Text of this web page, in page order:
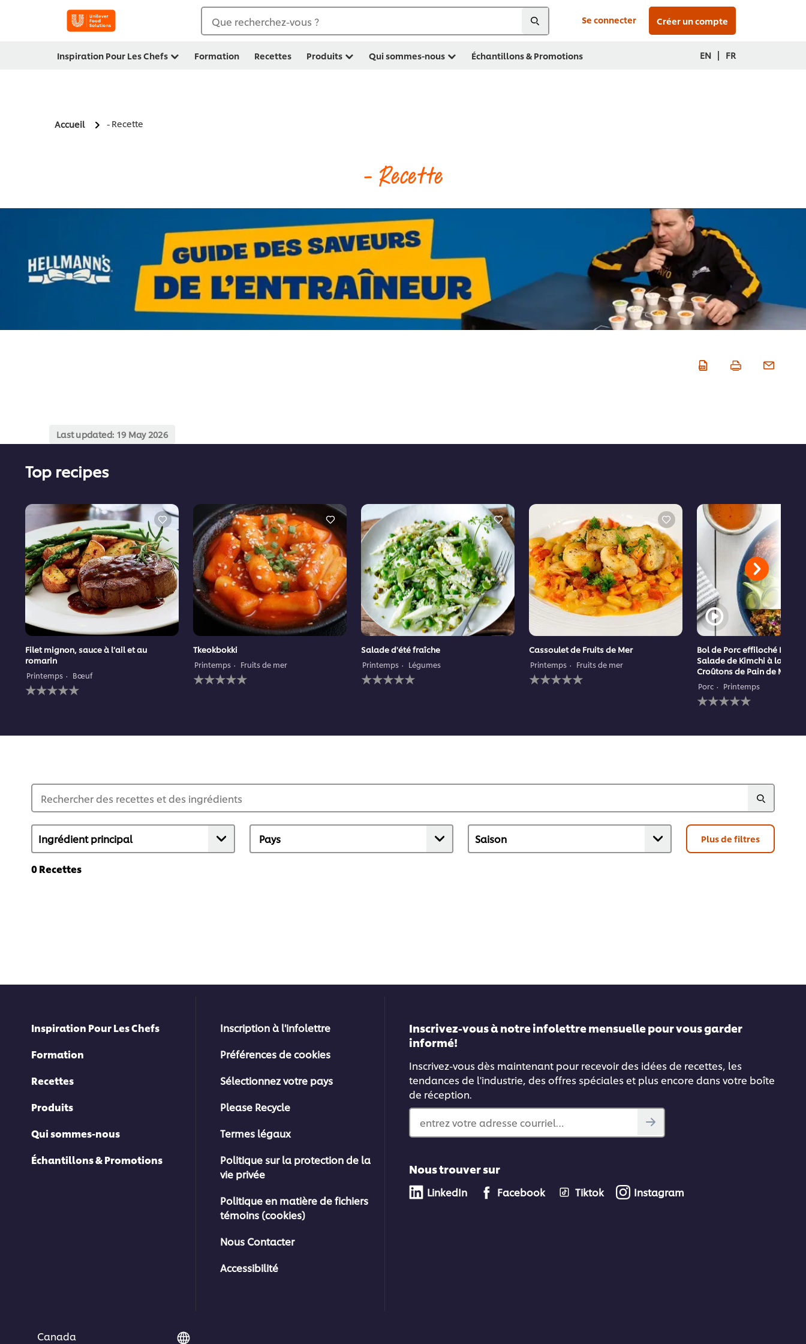
Que recherchez-vous ? Se connecter Créer un compte
Inspiration Pour Les Chefs Formation Recettes Produits Qui sommes-nous Échantillons & Promotions EN | FR
Accueil - Recette
- Recette
Last updated: 19 May 2026
Top recipes
Filet mignon, sauce à l’ail et au
romarin
Printemps Bœuf
Aucune
évaluation
recipe
Tkeokbokki
Printemps Fruits de mer
Aucune
évaluation
Salade d'été fraîche
Printemps Légumes
Aucune
évaluation
Cassoulet de Fruits de Mer
Printemps Fruits de mer
Aucune
évaluation
Bol de Porc effiloché BBQ
Salade de Kimchi à la
Croûtons de Pain de Maïs
Porc Printemps
Aucune
évaluation
ce
Plus de filtres
0Recettes
Inspiration Pour Les Chefs
Formation
Recettes
Produits
Qui sommes-nous
Échantillons & Promotions
Inscription à l'infolettre
Préférences de cookies
Sélectionnez votre pays
Please Recycle
Termes légaux
Politique sur la protection de la
vie privée
Politique en matière de fichiers
témoins (cookies)
Nous Contacter
Accessibilité
Inscrivez-vous à notre infolettre mensuelle pour vous garder
informé!
Inscrivez-vous dès maintenant pour recevoir des idées de recettes, les
tendances de l'industrie, des offres spéciales et plus encore dans votre boîte
de réception.
entrez votre adresse courriel…
Nous trouver sur
LinkedIn Facebook Tiktok Instagram
Canada